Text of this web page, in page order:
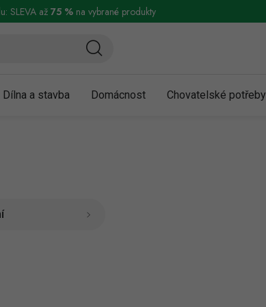
osobních údajů Obchodní podmínky pro podnikatele
SLEVA až 75 %na vybrané produkty
Dílna a stavba Domácnost Chovatelské potřeby